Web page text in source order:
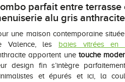
parfait entre terrasse
alu gris anthracite
une maison contemporaine
Valence, les baies vitrées en
apportent une touche
design fin s’intègre
et épurés et ici, la